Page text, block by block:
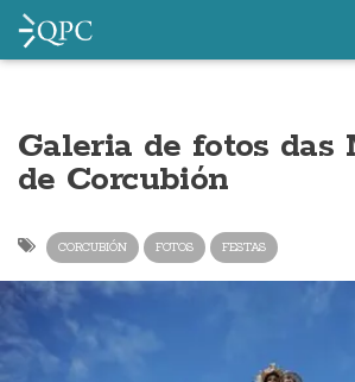
Galeria de fotos das
de Corcubión
CORCUBIÓN FOTOS FESTAS